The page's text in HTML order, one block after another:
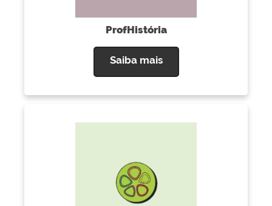
ProfHistória
Saiba mais